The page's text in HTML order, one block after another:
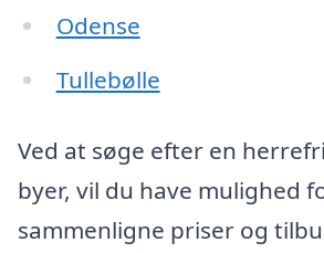
Odense
Tullebølle
Ved at søge efter en
byer, vil du have mulighed
sammenligne priser og